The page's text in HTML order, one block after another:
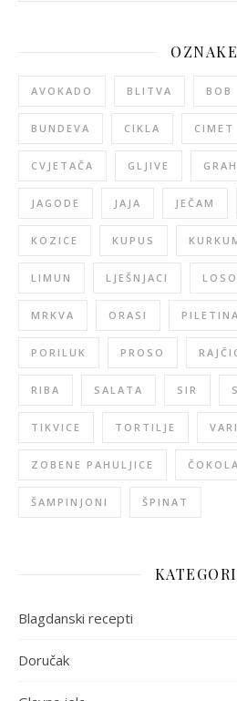
OZNAKE
AVOKADO BLITVA BOB
BUNDEVA CIKLA CIMET
CVJETAČA GLJIVE GRAH
JAGODE JAJA JEČAM
KOZICE KUPUS
LIMUN LJEŠNJACI
MRKVA ORASI PILETINA
PORILUK PROSO
RIBA SALATA SIR
TIKVICE TORTILJE
ZOBENE PAHULJICE
ŠAMPINJONI ŠPINAT
Blagdanski recepti
Doručak